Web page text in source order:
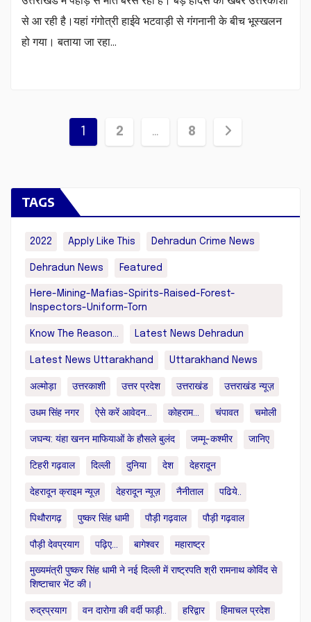
से आ रही है।यहां गंगोत्री हाईवे भटवाड़ी से गंगनानी के बीच भूस्खलन
हो गया। बताया जा रहा…
Posts
2 … 8
TAGS
2022 Apply Like This Dehradun Crime News
Dehradun News Featured
Here-Mining-Mafias-Spirits-Raised-Forest-
Inspectors-Uniform-Torn
Know The Reason... Latest News Dehradun
Latest News Uttarakhand Uttarakhand News
अल्मोड़ा उत्तरकाशी उत्तर प्रदेश उत्तराखंड उत्तराखंड न्यूज़
उधम सिंह नगर ऐसे करें आवेदन... कोहराम... चंपावत चमोली
जघन्य: यंहा खनन माफियाओं के हौसले बुलंद जम्मू-कश्मीर जानिए
टिहरी गढ़वाल दिल्ली दुनिया देश देहरादून
देहरादून क्राइम न्यूज़ देहरादून न्यूज़ नैनीताल पढिये..
पिथौरागढ़ पुष्कर सिंह धामी पौड़ी गढ़वाल पौड़ी गढ़वाल
पौड़ी देवप्रयाग पढ़िए... बागेश्वर महाराष्ट्र
मुख्यमंत्री पुष्कर सिंह धामी ने नई दिल्ली में राष्ट्रपति श्री रामनाथ कोविंद से
शिष्टाचार भेंट की।
रुद्रप्रयाग वन दारोगा की वर्दी फाड़ी.. हरिद्वार हिमाचल प्रदेश